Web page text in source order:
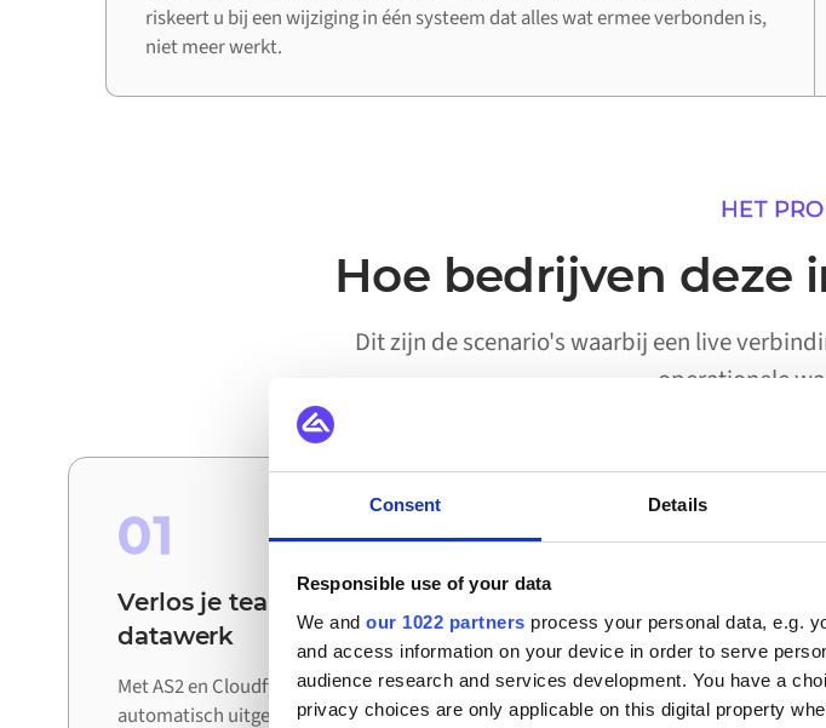
Consent Details
Responsible use of your data
We and our 1022 partners process your personal data, e.g.
and access information on your device in order to serve
audience research and services development. You have a
privacy choices are only applicable on this digital property
riskeert u bij een wijziging in één systeem dat alles wat ermee verbonden is,
niet meer werkt.
HET
Hoe bedrijven deze
Dit zijn de scenario's waarbij een live
operationele
01
Verlos je teams van handmatig
datawerk
Met AS2 en Cloudfy verbonden worden updates
automatisch uitgewisseld tussen systemen. De
02
uitgevoerd
activering
Workflows waarvoor